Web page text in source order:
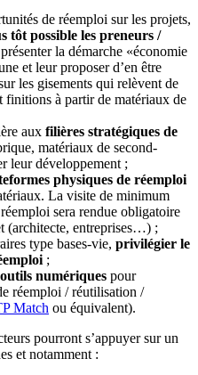
de réemploi sur les projets,
tôt possible les preneurs /
la démarche «économie
et leur proposer d’en être
les gisements qui relèvent de
finitions à partir de matériaux de
aux filières stratégiques de
matériaux de second-
leur développement ;
physiques de réemploi
La visite de minimum
sera rendue obligatoire
(architecte, entreprises…) ;
type bases-vie, privilégier le
;
numériques pour
réemploi / réutilisation /
Match ou équivalent).
pourront s’appuyer sur un
et notamment :